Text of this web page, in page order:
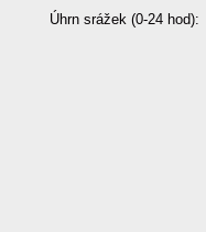
Úhrn srážek (0-24 hod):